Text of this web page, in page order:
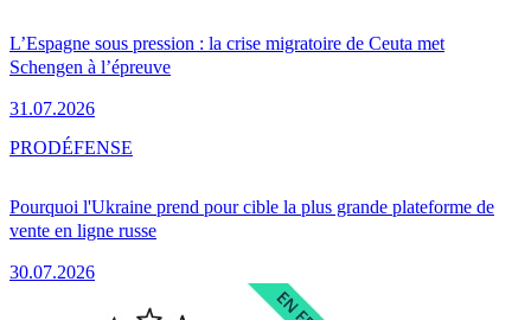
L’Espagne sous pression : la crise migratoire de Ceuta met
Schengen à l’épreuve
31.07.2026
Pourquoi l'Ukraine prend pour cible la plus grande plateforme de
vente en ligne russe
30.07.2026
PRODÉFENSE